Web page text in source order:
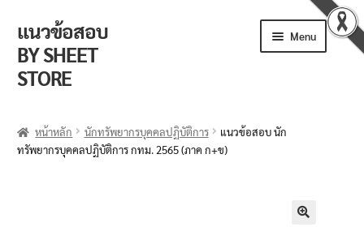
แนวข้อสอบ
BY SHEET
STORE
Menu
ตะกร้าสินค้า
หน้าหลัก นักทรัพยากรบุคคลปฏิบัติการ
แนวข้อสอบ นัก
ทรัพยากรบุคคลปฏิบัติการ กทม. 2565 (ภาค ก+ข)